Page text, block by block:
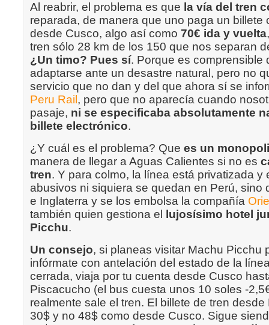
Al reabrir, el problema es que la vía del tren
reparada, de manera que uno paga un billete
desde Cusco, algo así como 70€ ida y vuelta
tren sólo 28 km de los 150 que nos separan
¿Un timo? Pues sí. Porque es comprensible
adaptarse ante un desastre natural, pero no
servicio que no dan y del que ahora sí se
Peru Rail , pero que no aparecía cuando
pasaje, ni se especificaba absolutamente
billete electrónico.
¿Y cuál es el problema? Que es un
manera de llegar a Aguas Calientes si no es
tren. Y para colmo, la línea está privatizada y
abusivos ni siquiera se quedan en Perú, sino
e Inglaterra y se los embolsa la compañía
también quien gestiona el
lujosísimo hotel
Picchu.
Un consejo, si planeas visitar Machu Picchu
infórmate con antelación del estado de la
cerrada, viaja por tu cuenta desde Cusco
Piscacucho (el bus cuesta unos 10 soles -
realmente sale el tren. El billete de tren
30$ y no 48$ como desde Cusco. Sigue